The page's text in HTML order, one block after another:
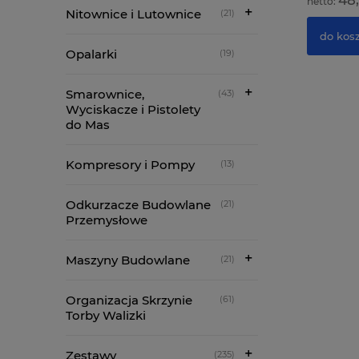
Nitownice i Lutownice (21)
Opalarki (19)
Smarownice,
Wyciskacze i Pistolety
do Mas
(43)
Kompresory i Pompy (13)
Odkurzacze Budowlane
Przemysłowe
(21)
Maszyny Budowlane (21)
Organizacja Skrzynie
Torby Walizki
(61)
Zestawy
(235)
do